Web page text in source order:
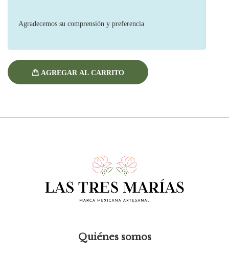
Agradecemos su comprensión y preferencia
AGREGAR AL CARRITO
Quiénes somos